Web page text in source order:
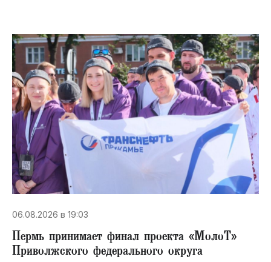
06.08.2026 в 19:03
Пермь принимает финал проекта «МолоТ»
Приволжского федерального округа